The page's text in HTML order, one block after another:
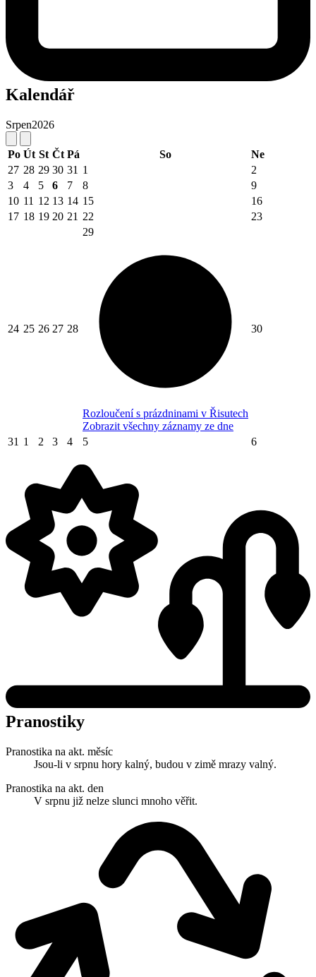
Kalendář
Srpen2026
Po Út St Čt Pá So
Ne
27 28 29 30 31 1
2
3
4 5 6 7 8
9
10 11 12 13 14 15
16
17 18 19 20 21 22 23
24 25 26 27 28
29
Rozloučení s prázdninami v Řisutech
Zobrazit všechny záznamy ze dne
30
31 1 2 3 4 5 6
Pranostiky
Pranostika na akt. měsíc
Jsou-li v srpnu hory kalný, budou v zimě mrazy valný.
Pranostika na akt. den
V srpnu již nelze slunci mnoho věřit.